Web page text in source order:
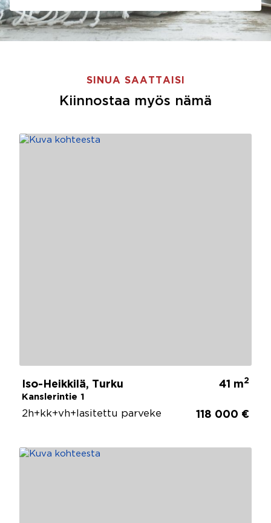
SINUA SAATTAISI
Kiinnostaa myös nämä
Iso-Heikkilä, Turku
Kanslerintie 1
41 m2
2h+kk+vh+lasitettu parveke 118 000 €